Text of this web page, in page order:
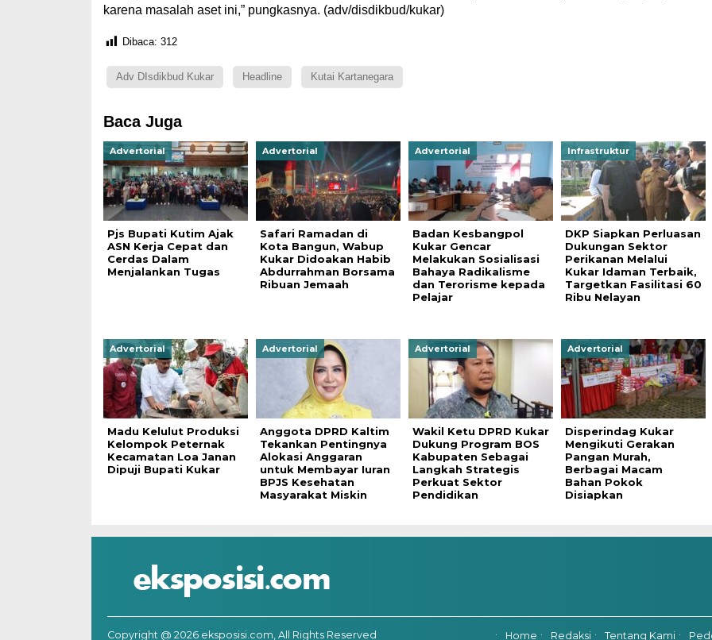
karena masalah aset ini,” pungkasnya. (adv/disdikbud/kukar)
Dibaca: 312
Adv DIsdikbud Kukar Headline Kutai Kartanegara
Baca Juga
Advertorial
Pjs Bupati Kutim Ajak
ASN Kerja Cepat dan
Cerdas Dalam
Menjalankan Tugas
Advertorial
Safari Ramadan di
Kota Bangun, Wabup
Kukar Didoakan Habib
Abdurrahman Borsama
Ribuan Jemaah
Advertorial
Badan Kesbangpol
Kukar Gencar
Melakukan Sosialisasi
Bahaya Radikalisme
dan Terorisme kepada
Pelajar
Infrastruktur
DKP Siapkan Perluasan
Dukungan Sektor
Perikanan Melalui
Kukar Idaman Terbaik,
Targetkan Fasilitasi 60
Ribu Nelayan
Advertorial
Madu Kelulut Produksi
Kelompok Peternak
Kecamatan Loa Janan
Dipuji Bupati Kukar
Advertorial
Anggota DPRD Kaltim
Tekankan Pentingnya
Alokasi Anggaran
untuk Membayar Iuran
BPJS Kesehatan
Masyarakat Miskin
Advertorial
Wakil Ketu DPRD Kukar
Dukung Program BOS
Kabupaten Sebagai
Langkah Strategis
Perkuat Sektor
Pendidikan
Advertorial
Disperindag Kukar
Mengikuti Gerakan
Pangan Murah,
Berbagai Macam
Bahan Pokok
Disiapkan
Copyright @ 2026 eksposisi.com, All Rights Reserved Home Redaksi Tentang Kami